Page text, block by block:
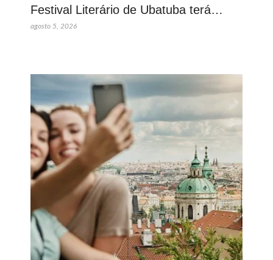
Festival Literário de Ubatuba terá…
agosto 5, 2026